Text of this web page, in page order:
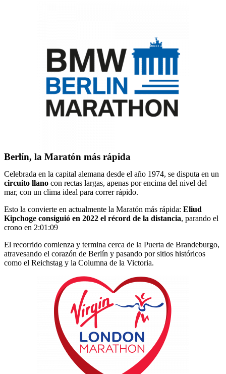
Berlín, la Maratón más rápida
Celebrada en la capital alemana desde el año 1974, se disputa en un
circuito llano con rectas largas, apenas por encima del nivel del
mar, con un clima ideal para correr rápido.
Esto la convierte en actualmente la Maratón más rápida: Eliud
Kipchoge consiguió en 2022 el récord de la distancia, parando el
crono en 2:01:09
El recorrido comienza y termina cerca de la Puerta de Brandeburgo,
atravesando el corazón de Berlín y pasando por sitios históricos
como el Reichstag y la Columna de la Victoria.